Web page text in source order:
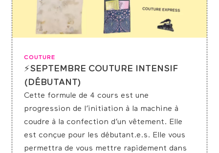
COUTURE
⚡SEPTEMBRE COUTURE INTENSIF
(DÉBUTANT)
Cette formule de 4 cours est une
progression de l’initiation à la machine à
coudre à la confection d’un vêtement. Elle
est conçue pour les débutant.e.s. Elle vous
permettra de vous mettre rapidement dans